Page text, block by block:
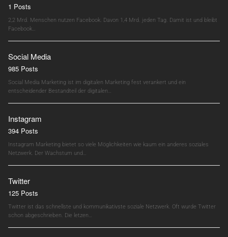
1 Posts
2,2 Mrd. Menschen nutzen Facebook. Davon 1,4 Mrd. jeden Tag. Damit ist und bleibt
Facebook…
Social Media
985 Posts
Social Media Marketing ist im digitalen Marketing fest verankert und ein
entscheidender Bestandteil der digitalen…
Instagram
394 Posts
Instagram Marketing bietet so viele Möglichkeiten wie kaum ein anderes soziales
Netzwerk. Der Wachstum und…
Twitter
125 Posts
Twitter ist das schnellste und kommunikativste soziale Netzwerk. Oft wurde Twitter
schon abgeschrieben. Die letzen…